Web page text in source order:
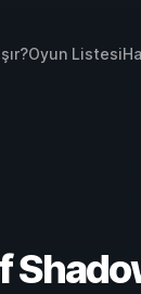
Oyun Listesi